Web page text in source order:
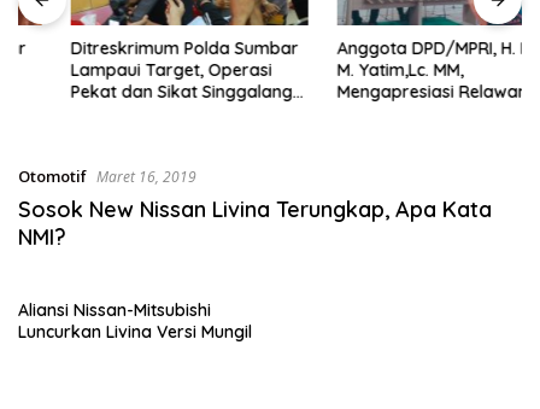
sumbar
live
Ditreskrimum Polda Sumbar
Lampaui Target, Operasi
Pekat dan Sikat Singgalang
Anggota DPD/MPRI, H. Muslim
M. Yatim,Lc. MM,
Mengapresiasi Relawan KSB
Otomotif Maret 16, 2019
Sosok New Nissan Livina Terungkap, Apa Kata
NMI?
Aliansi Nissan-Mitsubishi
Luncurkan Livina Versi Mungil